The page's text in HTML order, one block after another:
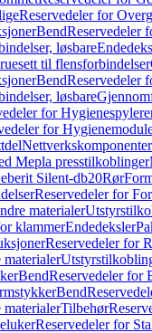
Reservedeler for
BendReservedeler
løsbare
til flensforbindelser
BendReservedeler
løsbare
for
for
Nettverkskomponenter
Mepla presstilkoblinger
Silent-db20Rør
Reservedeler for
materialer
klammerEndedeksler
Reservedeler for
materialer
BendReservedeler for
Bend
materialerTilbehør
Reservedeler for